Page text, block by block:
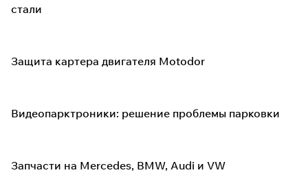
стали
Защита картера двигателя Motodor
Видеопарктроники: решение проблемы парковки
Запчасти на Mercedes, BMW, Audi и VW